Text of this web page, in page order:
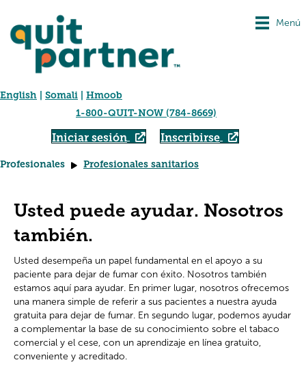
Menú
English Somali
Hmoob
1-800-QUIT-NOW (784-8669)
Iniciar sesión Inscribirse
Profesionales Profesionales sanitarios
Usted puede ayudar. Nosotros
también.
Usted desempeña un papel fundamental en el apoyo a su
paciente para dejar de fumar con éxito. Nosotros también
estamos aquí para ayudar. En primer lugar, nosotros ofrecemos
una manera simple de referir a sus pacientes a nuestra ayuda
gratuita para dejar de fumar. En segundo lugar, podemos ayudar
a complementar la base de su conocimiento sobre el tabaco
comercial y el cese, con un aprendizaje en línea gratuito,
conveniente y acreditado.